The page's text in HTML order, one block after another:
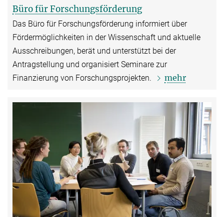
Büro für Forschungsförderung
Das Büro für Forschungsförderung informiert über
Fördermöglichkeiten in der Wissenschaft und aktuelle
Ausschreibungen, berät und unterstützt bei der
Antragstellung und organisiert Seminare zur
Finanzierung von Forschungsprojekten.
mehr